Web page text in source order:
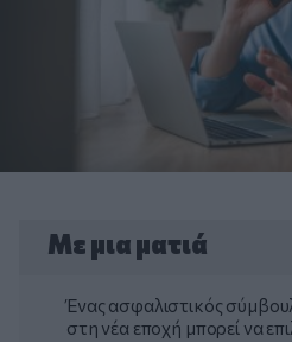
Με μια ματιά
Ένας ασφαλιστικός
στη νέα εποχή μπορεί να